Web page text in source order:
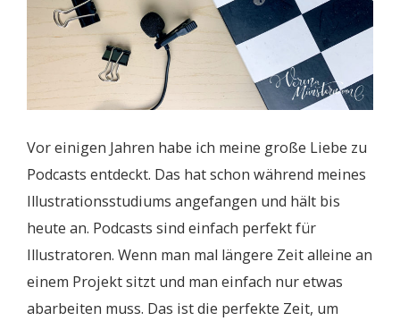
Vor einigen Jahren habe ich meine große Liebe zu
Podcasts entdeckt. Das hat schon während meines
Illustrationsstudiums angefangen und hält bis
heute an. Podcasts sind einfach perfekt für
Illustratoren. Wenn man mal längere Zeit alleine an
einem Projekt sitzt und man einfach nur etwas
abarbeiten muss. Das ist die perfekte Zeit, um